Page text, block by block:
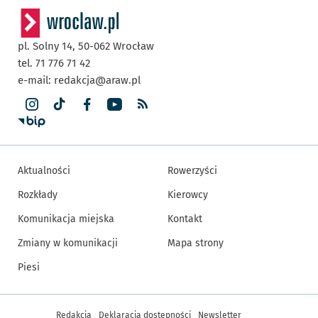
pl. Solny 14, 50-062 Wrocław
tel. 71 776 71 42
e-mail: redakcja@araw.pl
Aktualności
Rozkłady
Komunikacja miejska
Zmiany w komunikacji
Piesi
Rowerzyści
Kierowcy
Kontakt
Mapa strony
Inne informacje
Redakcja Deklaracja dostępności Newsletter